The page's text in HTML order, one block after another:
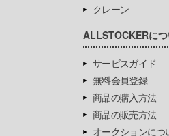
クレーン
ALLSTOCKERに
サービスガイド
無料会員登録
商品の購入方法
商品の販売方法
オークションにつ